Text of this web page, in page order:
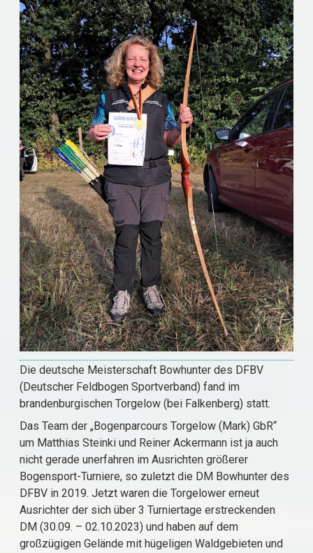
Die deutsche Meisterschaft Bowhunter des DFBV
(Deutscher Feldbogen Sportverband) fand im
brandenburgischen Torgelow (bei Falkenberg) statt.
Das Team der „Bogenparcours Torgelow (Mark) GbR“
um Matthias Steinki und Reiner Ackermann ist ja auch
nicht gerade unerfahren im Ausrichten größerer
Bogensport-Turniere, so zuletzt die DM Bowhunter des
DFBV in 2019. Jetzt waren die Torgelower erneut
Ausrichter der sich über 3 Turniertage erstreckenden
DM (30.09. – 02.10.2023) und haben auf dem
großzügigen Gelände mit hügeligen Waldgebieten und